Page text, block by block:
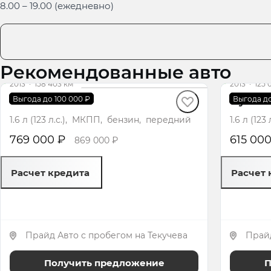
8.00 – 19.00 (ежедневно)
Рекомендованные авто
Выгода до 100 000 ₽
2013·158 403 км
Kia Rio
1.6 л (123 л.с.), МКПП, бензин, передний
769 000 ₽ 869 000 ₽
Расчет кредита
Прайд Авто с пробегом на Текучева
Получить предложение
Выгода
2013·125
1.6 л
615
Расчет